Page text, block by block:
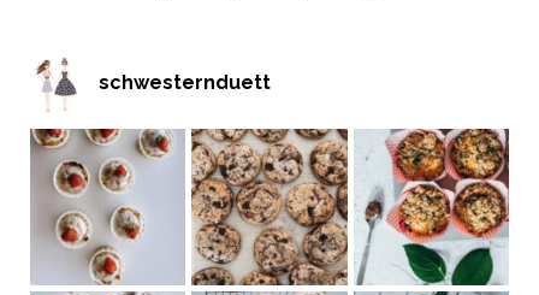
schwesternduett